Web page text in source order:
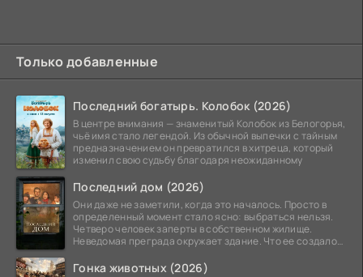
Только добавленные
Последний богатырь. Колобок (2026)
В центре внимания — знаменитый Колобок из Белогорья,
чьё имя стало легендой. Из обычной выпечки с тайным
предназначением он превратился в хитреца, который
изменил свою судьбу благодаря неожиданному
Последний дом (2026)
Они даже не заметили, когда это началось. Просто в
определенный момент стало ясно: выбраться нельзя.
Четверо человек заперты в собственном жилище.
Неведомая преграда окружает здание. Что ее создало
Гонка животных (2026)